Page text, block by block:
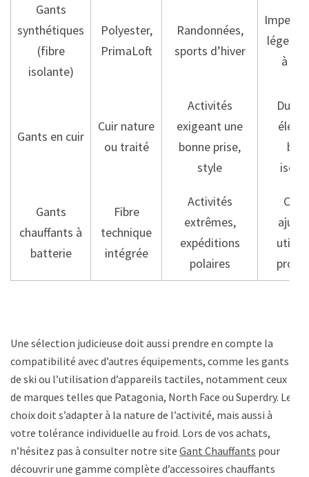
Gants
synthétiques
(fibre
isolante)
Polyester,
PrimaLoft
Randonnées,
sports d’hiver
légers,
à
Gants en cuir
Cuir nature
ou traité
Activités
exigeant une
bonne prise,
style
Gants
chauffants à
batterie
Fibre
technique
intégrée
Activités
extrêmes,
expéditions
polaires
Une sélection judicieuse doit aussi prendre en compte la
compatibilité avec d’autres équipements, comme les gants
de ski ou l’utilisation d’appareils tactiles, notamment ceux
de marques telles que Patagonia, North Face ou Superdry. Le
choix doit s’adapter à la nature de l’activité, mais aussi à
votre tolérance individuelle au froid. Lors de vos achats,
n’hésitez pas à consulter notre site Gant Chauffants pour
découvrir une gamme complète d’accessoires chauffants